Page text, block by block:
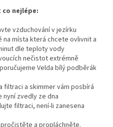
nejlépe:
vzduchování v jezírku
místa která chcete ovlivnit a
dle teploty vody
nečistot extrémně
Velda bílý podběrák
filtraci a skimmer vám posbírá
zvedly ze dna
filtraci, není-li zanesena
a propláchněte.